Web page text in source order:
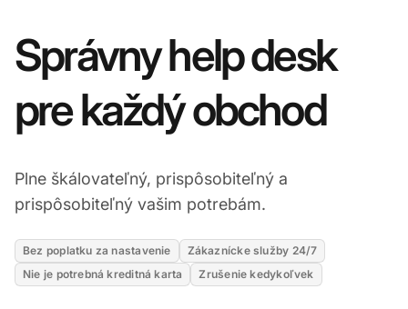
Správny help desk
pre každý obchod
Plne škálovateľný, prispôsobiteľný a
prispôsobiteľný vašim potrebám.
Bez poplatku za nastavenie
Zákaznícke služby 24/7
Nie je potrebná kreditná karta
Zrušenie kedykoľvek